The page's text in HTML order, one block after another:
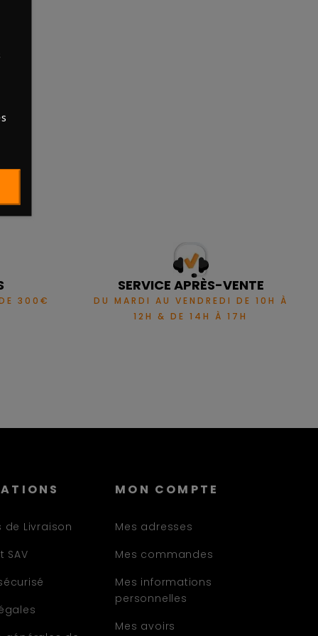
300€
SERVICE APRÈS-VENTE
DU MARDI AU VENDREDI DE 10H À
12H & DE 14H À 17H
de Livraison
SAV
MON COMPTE
Mes adresses
Mes commandes
Mes informations
personnelles
Mes avoirs